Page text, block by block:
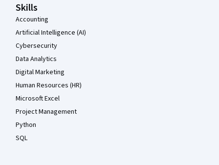
Skills
Accounting
Artificial Intelligence (AI)
Cybersecurity
Data Analytics
Digital Marketing
Human Resources (HR)
Microsoft Excel
Project Management
Python
SQL